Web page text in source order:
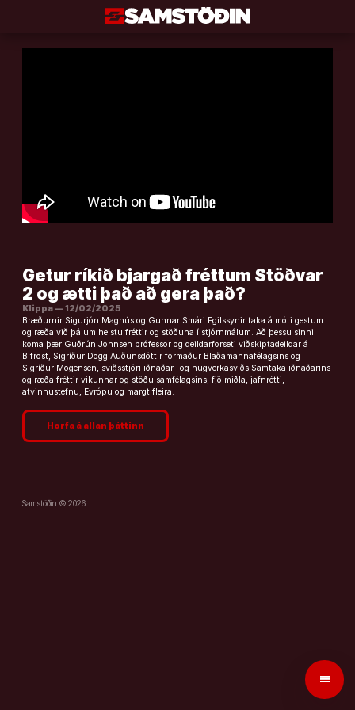
menu
Getur ríkið bjargað fréttum Stöðvar
2 og ætti það að gera það?
Klippa — 12/02/2025
Bræðurnir Sigurjón Magnús og Gunnar Smári Egilssynir taka á móti gestum
og ræða við þá um helstu fréttir og stöðuna í stjórnmálum. Að þessu sinni
koma þær Guðrún Johnsen prófessor og deildarforseti viðskiptadeildar á
Bifröst, Sigríður Dögg Auðunsdóttir formaður Blaðamannafélagsins og
Sigríður Mogensen, sviðsstjóri iðnaðar- og hugverkasviðs Samtaka iðnaðarins
og ræða fréttir vikunnar og stöðu samfélagsins; fjölmiðla, jafnrétti,
atvinnustefnu, Evrópu og margt fleira.
Horfa á allan þáttinn
Samstöðin © 2026